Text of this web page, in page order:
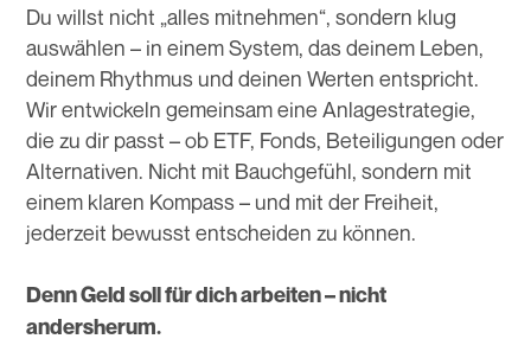
Du willst nicht „alles mitnehmen“, sondern klug
auswählen – in einem System, das deinem Leben,
deinem Rhythmus und deinen Werten entspricht.
Wir entwickeln gemeinsam eine Anlagestrategie,
die zu dir passt – ob ETF, Fonds, Beteiligungen oder
Alternativen. Nicht mit Bauchgefühl, sondern mit
einem klaren Kompass – und mit der Freiheit,
jederzeit bewusst entscheiden zu können.
Denn Geld soll für dich arbeiten – nicht
andersherum.